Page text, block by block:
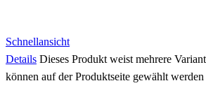
Schnellansicht
Details Dieses Produkt weist mehrere
können auf der Produktseite gewählt werden